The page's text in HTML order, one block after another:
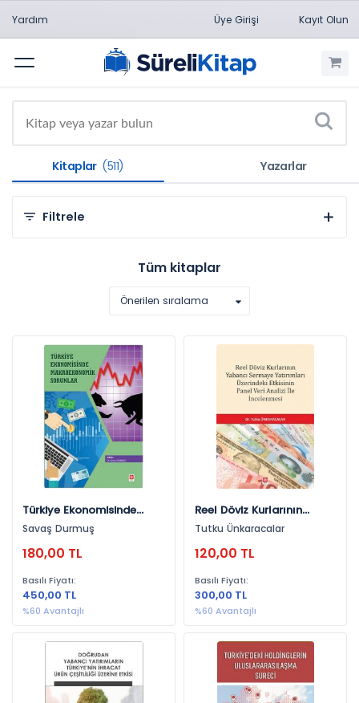
Yardım Üye Girişi Kayıt Olun
Menü
Kitaplar (511) Yazarlar
Filtrele
Konulara Göre
Ekonomi (511)
Yayınevlerine Göre
Gazi Kitabevi (256)
Ekin Yayınevi (150)
Astana Yayınları (47)
Siyasal Kitabevi (22)
Literatür Yayıncılık (19)
Palme Yayınevi (2)
Seçkin Yayıncılık (2)
Necmettin Erbakan Üniversitesi Yayınları (2)
Pegem Akademi Yayıncılık (1)
Efil Yayınevi (1)
Tüm kitaplar
Önerilen sıralama
Türkiye Ekonomisinde
Makroekonomik Sorunlar
Savaş Durmuş
Savaş Durmuş
180,00 TL
Basılı Fiyatı:
450,00 TL
%60 Avantajlı
Reel Döviz Kurlarının
Yabancı Sermaye
Etkisinin Panel Veri Analizi
Ünkaracalar
Tutku Ünkaracalar
120,00 TL
Basılı Fiyatı:
300,00 TL
%60 Avantajlı